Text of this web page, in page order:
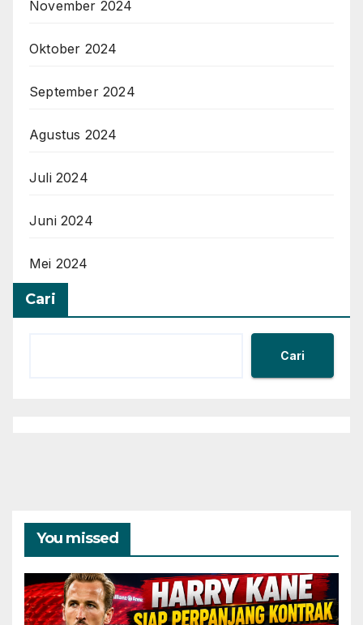
November 2024
Oktober 2024
September 2024
Agustus 2024
Juli 2024
Juni 2024
Mei 2024
Cari
Cari
You missed